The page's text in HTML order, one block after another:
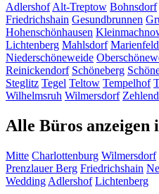
Adlershof Alt-Treptow Bohnsdorf
Friedrichshain Gesundbrunnen
Hohenschönhausen
Lichtenberg Mahlsdorf
Niederschöneweide
Reinickendorf Schöneberg
Steglitz Tegel Teltow Tempelhof
Wilhelmsruh Wilmersdorf
Alle Büros anzeigen
Mitte Charlottenburg Wilmersdorf
Prenzlauer Berg Friedrichshain
Wedding Adlershof Lichtenberg